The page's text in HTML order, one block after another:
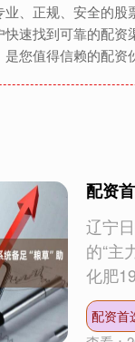
业、正规、安全的
快速找到可靠的配
您值得信赖的配资
配资
辽宁
的“主
化肥
配资首